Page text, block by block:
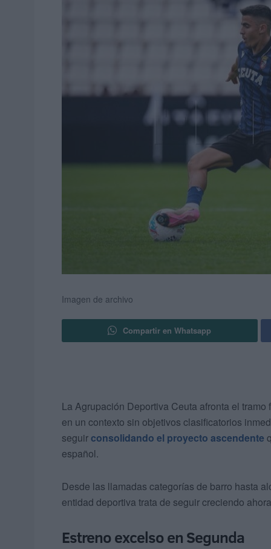
Imagen de archivo
Compartir en Whatsapp
La Agrupación Deportiva Ceuta afronta el
en un contexto sin objetivos clasificatorios
seguirconsolidando el proyecto ascendente
español.
Desde las llamadas categorías de barro hasta
entidad deportiva trata de seguir creciendo
Estreno excelso en Segunda